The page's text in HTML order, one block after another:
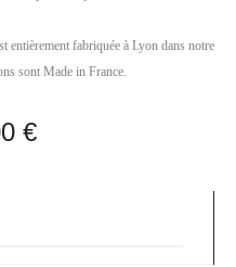
entièrement fabriquée à Lyon dans notre
sont Made in France.
€